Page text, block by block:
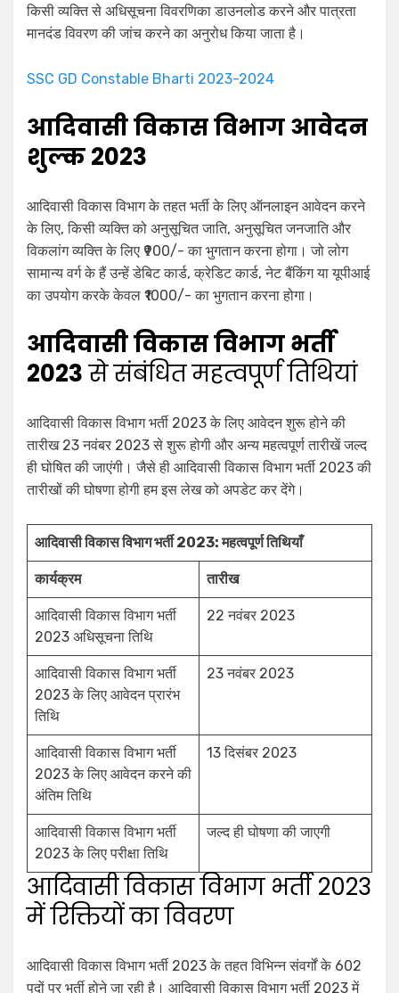
किसी व्यक्ति से अधिसूचना विवरणिका डाउनलोड करने और पात्रता
मानदंड विवरण की जांच करने का अनुरोध किया जाता है।
SSC GD Constable Bharti 2023-2024
आदिवासी विकास विभाग आवेदन
शुल्क 2023
आदिवासी विकास विभाग के तहत भर्ती के लिए ऑनलाइन आवेदन करने
के लिए, किसी व्यक्ति को अनुसूचित जाति, अनुसूचित जनजाति और
विकलांग व्यक्ति के लिए ₹900/- का भुगतान करना होगा। जो लोग
सामान्य वर्ग के हैं उन्हें डेबिट कार्ड, क्रेडिट कार्ड, नेट बैंकिंग या यूपीआई
का उपयोग करके केवल ₹1000/- का भुगतान करना होगा।
आदिवासी विकास विभाग भर्ती
2023से संबंधित महत्वपूर्ण तिथियां
आदिवासी विकास विभाग भर्ती 2023 के लिए आवेदन शुरू होने की
तारीख 23 नवंबर 2023 से शुरू होगी और अन्य महत्वपूर्ण तारीखें जल्द
ही घोषित की जाएंगी। जैसे ही आदिवासी विकास विभाग भर्ती 2023 की
तारीखों की घोषणा होगी हम इस लेख को अपडेट कर देंगे।
आदिवासी विकास विभाग भर्ती 2023: महत्वपूर्ण तिथियाँ
कार्यक्रम तारीख
आदिवासी विकास विभाग भर्ती
2023 अधिसूचना तिथि
22 नवंबर 2023
आदिवासी विकास विभाग भर्ती
2023 के लिए आवेदन प्रारंभ
तिथि
23 नवंबर 2023
आदिवासी विकास विभाग भर्ती
2023 के लिए आवेदन करने की
अंतिम तिथि
13 दिसंबर 2023
आदिवासी विकास विभाग भर्ती
2023 के लिए परीक्षा तिथि
जल्द ही घोषणा की जाएगी
आदिवासी विकास विभाग भर्ती 2023
में रिक्तियों का विवरण
आदिवासी विकास विभाग भर्ती 2023 के तहत विभिन्न संवर्गों के 602
पदों पर भर्ती होने जा रही है। आदिवासी विकास विभाग भर्ती 2023 में